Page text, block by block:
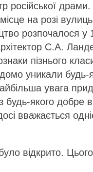
російської
на розі
розпочалося у
С.А.
пізнього
уникали будь-
увага
будь-якого добре
вважається
відкрито.